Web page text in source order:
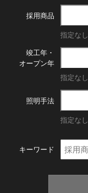
採用商品
指定なし
竣工年・
オープン年
指定なし
照明手法
指定なし
キーワード